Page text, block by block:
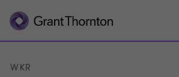
WKR